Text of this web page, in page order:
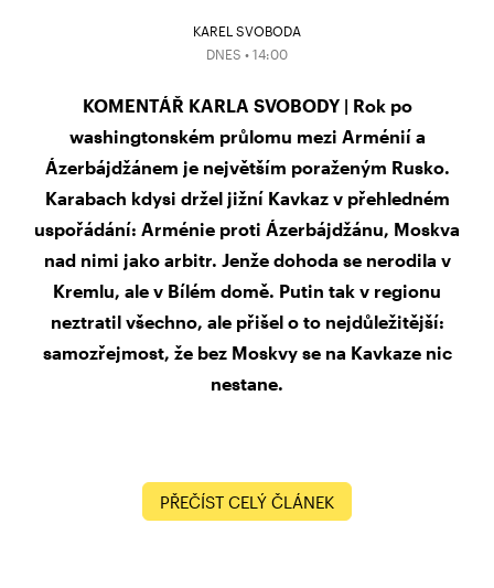
KAREL SVOBODA
DNES • 14:00
KOMENTÁŘ KARLA SVOBODY | Rok po
washingtonském průlomu mezi Arménií a
Ázerbájdžánem je největším poraženým Rusko.
Karabach kdysi držel jižní Kavkaz v přehledném
uspořádání: Arménie proti Ázerbájdžánu, Moskva
nad nimi jako arbitr. Jenže dohoda se nerodila v
Kremlu, ale v Bílém domě. Putin tak v regionu
neztratil všechno, ale přišel o to nejdůležitější:
samozřejmost, že bez Moskvy se na Kavkaze nic
nestane.
PŘEČÍST CELÝ ČLÁNEK